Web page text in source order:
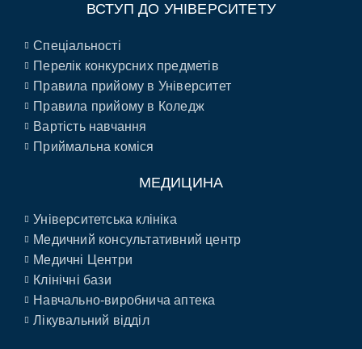
ВСТУП ДО УНІВЕРСИТЕТУ
Спеціальності
Перелік конкурсних предметів
Правила прийому в Університет
Правила прийому в Коледж
Вартість навчання
Приймальна коміся
МЕДИЦИНА
Університетська клініка
Медичний консультативний центр
Медичні Центри
Клінічні бази
Навчально-виробнича аптека
Лікувальний відділ